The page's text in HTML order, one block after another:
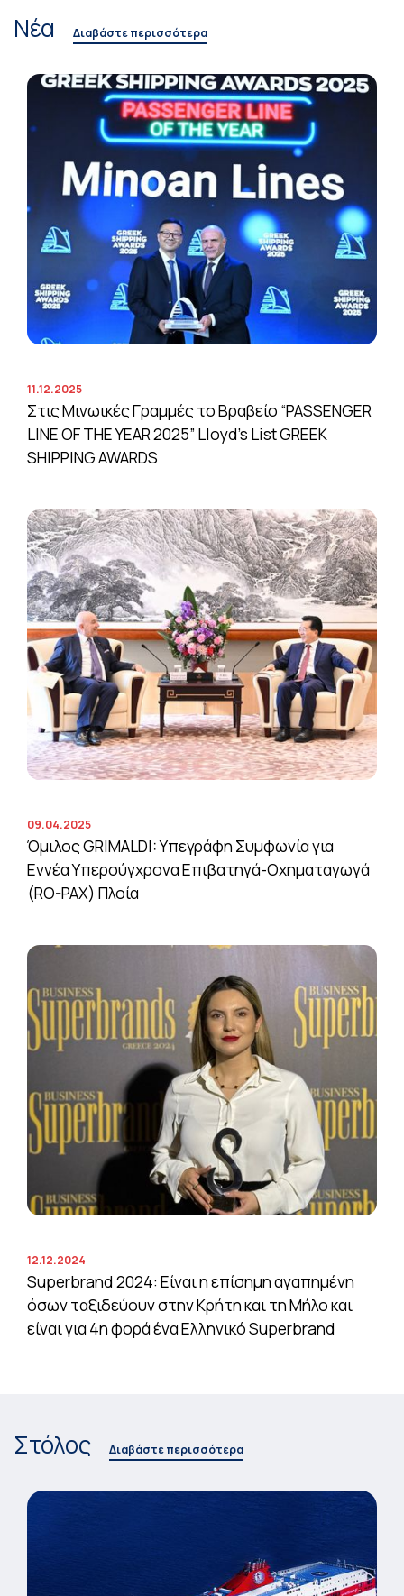
Νέα Διαβάστε περισσότερα
11.12.2025
Στις Μινωικές Γραμμές το Βραβείο “PASSENGER
LINE OF THE YEAR 2025” Lloyd’s List GREEK
SHIPPING AWARDS
09.04.2025
Όμιλος GRIMALDI: Υπεγράφη Συμφωνία για
Εννέα Υπερσύγχρονα Επιβατηγά-Οχηματαγωγά
(RO-PAX) Πλοία
12.12.2024
Superbrand 2024: Είναι η επίσημη αγαπημένη
όσων ταξιδεύουν στην Κρήτη και τη Μήλο και
είναι για 4η φορά ένα Ελληνικό Superbrand
Στόλος Διαβάστε περισσότερα